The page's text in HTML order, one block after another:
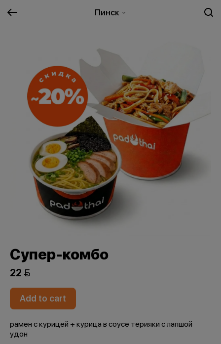
Пинск
Супер-комбо
22 
Add to cart
рамен с курицей + курица в соусе терияки с лапшой
удон